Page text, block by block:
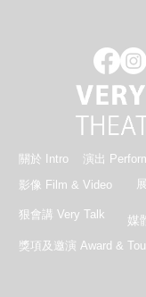
關於 Intro
演出
影像 Film & Video
獎項及邀演 Award &
媒
狠會講 Very Talk